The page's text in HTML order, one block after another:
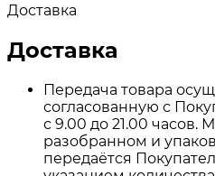
Доставка
Доставка
Передача товара
согласованную с
с 9.00 до 21.00 часов.
разобранном и
передаётся